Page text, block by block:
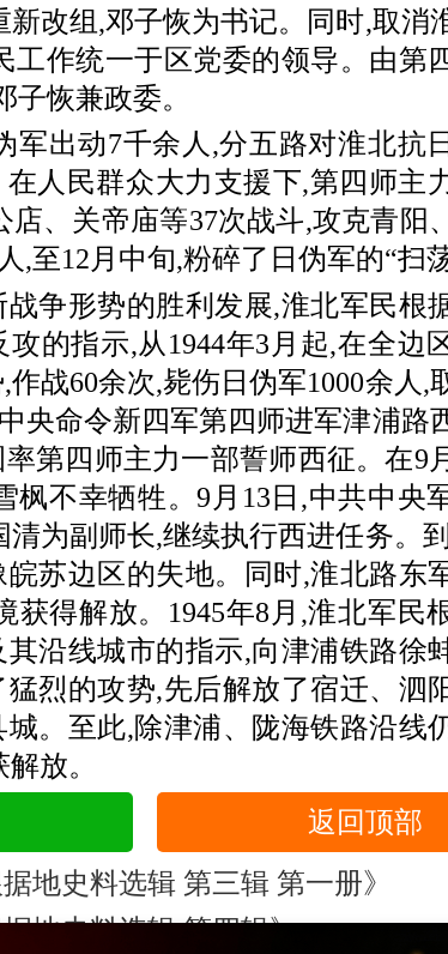
改组,邓子恢为书记。同时,取消
工作统一于区党委的领导。由第
恢兼政委。
出动7千余人,分五路对淮北抗
人民群众大力支援下,第四师主
店、关帝庙等37次战斗,攻克青阳
,至12月中旬,粉碎了日伪军的“扫荡
形势的胜利发展,淮北军民根
的指示,从1944年3月起,在全边
战60余次,毙伤日伪军1000余人,
央命令新四军第四师进军津浦路
第四师主力一部誓师西征。在9
枫不幸牺牲。9月13日,中共中央
为副师长,继续执行西进任务。
苏边区的失地。同时,淮北路东
获得解放。1945年8月,淮北军民
沿线城市的指示,向津浦铁路徐
烈的攻势,先后解放了宿迁、泗
。至此,除津浦、陇海铁路沿线
放。
返回顶部
据地史料选辑 第三辑 第一册》
地史料选辑 第四辑》